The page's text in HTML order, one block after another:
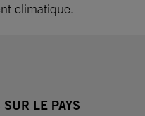
climatique.
LE PAYS